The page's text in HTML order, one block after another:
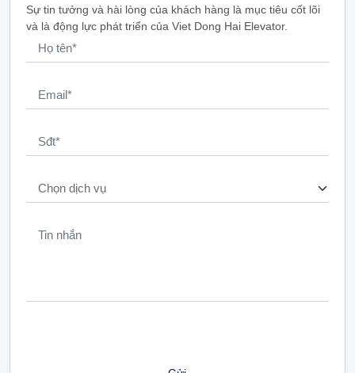
Sự tin tưởng và hài lòng của khách hàng là mục tiêu cốt lõi
và là động lực phát triển của Viet Dong Hai Elevator.